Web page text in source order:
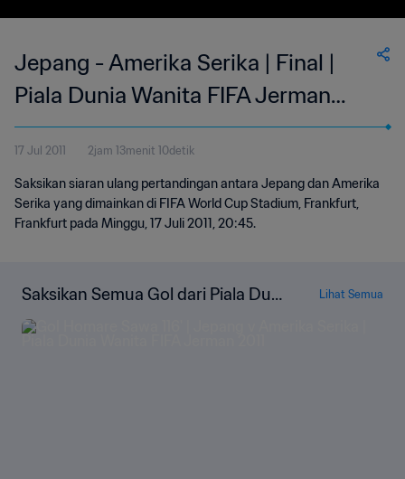
Jepang - Amerika Serika | Final |
Piala Dunia Wanita FIFA Jerman
2011 | Siaran Ulang
17 Jul 2011 2jam 13menit 10detik
Saksikan siaran ulang pertandingan antara Jepang dan Amerika
Serika yang dimainkan di FIFA World Cup Stadium, Frankfurt,
Frankfurt pada Minggu, 17 Juli 2011, 20:45.
Saksikan Semua Gol dari Piala Duni
a Wanita FIFA Jerman 2011
Lihat Semua